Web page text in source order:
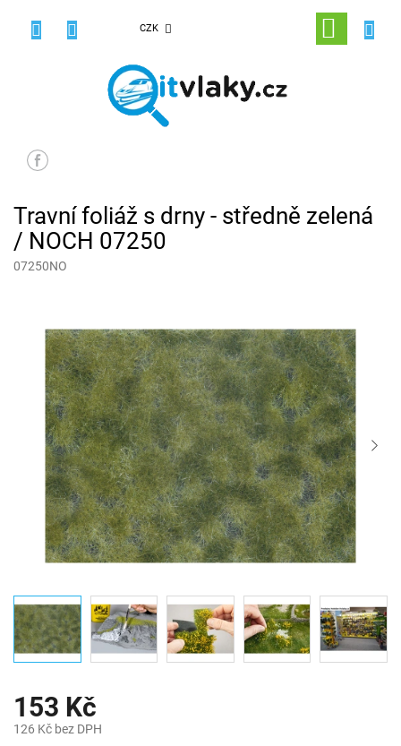
CZK
NÁKUPNÍ
KOŠÍK
Travní foliáž s drny - středně zelená
/ NOCH 07250
07250NO
153 Kč
126 Kč bez DPH